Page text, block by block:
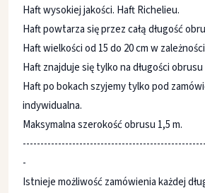
Haft wysokiej jakości. Haft Richelieu.
Haft powtarza się przez całą długość
Haft wielkości od 15 do 20 cm w
Haft znajduje się tylko na długości
Haft po bokach szyjemy tylko pod
indywidualna.
Maksymalna szerokość obrusu 1,5 m.
-
Istnieje możliwość zamówienia każdej